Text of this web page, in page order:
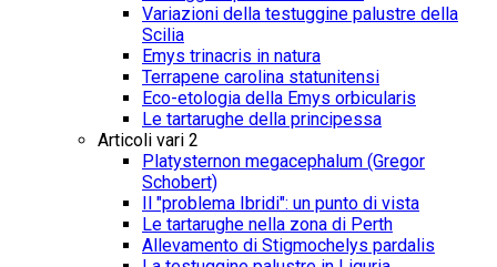
Variazioni della testuggine palustre della
Scilia
Emys trinacris in natura
Terrapene carolina statunitensi
Eco-etologia della Emys orbicularis
Le tartarughe della principessa
Articoli vari 2
Platysternon megacephalum (Gregor
Schobert)
Il "problema Ibridi": un punto di vista
Le tartarughe nella zona di Perth
Allevamento di Stigmochelys pardalis